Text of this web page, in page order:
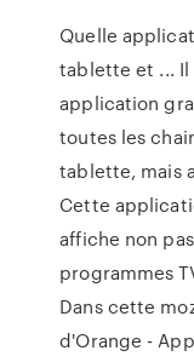
Quelle
tablette et ... Il
application
toutes les
tablette, mais
Cette
affiche non
programmes
Dans cette
d'Orange -